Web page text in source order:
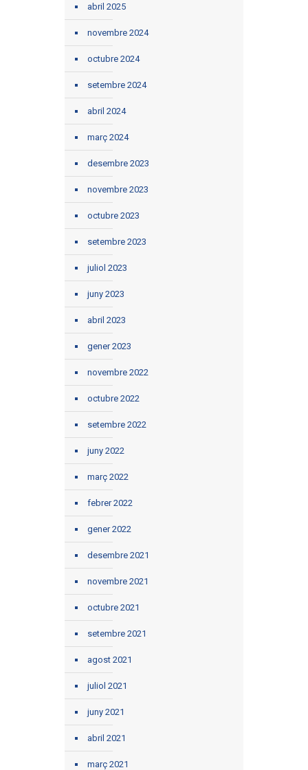
abril 2025
novembre 2024
octubre 2024
setembre 2024
abril 2024
març 2024
desembre 2023
novembre 2023
octubre 2023
setembre 2023
juliol 2023
juny 2023
abril 2023
gener 2023
novembre 2022
octubre 2022
setembre 2022
juny 2022
març 2022
febrer 2022
gener 2022
desembre 2021
novembre 2021
octubre 2021
setembre 2021
agost 2021
juliol 2021
juny 2021
abril 2021
març 2021